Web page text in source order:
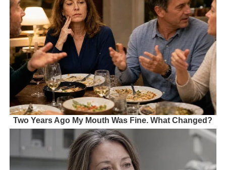
Two Years Ago My Mouth Was Fine. What Changed?